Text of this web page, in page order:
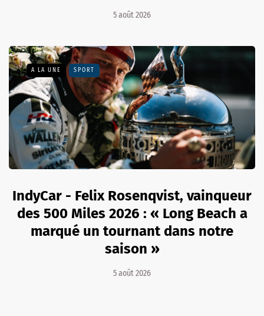
5 août 2026
A LA UNE SPORT
IndyCar - Felix Rosenqvist, vainqueur
des 500 Miles 2026 : « Long Beach a
marqué un tournant dans notre
saison »
5 août 2026